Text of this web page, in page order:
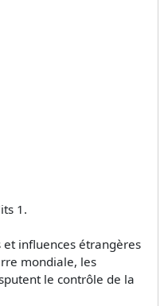
1.
influences étrangères
mondiale, les
le contrôle de la